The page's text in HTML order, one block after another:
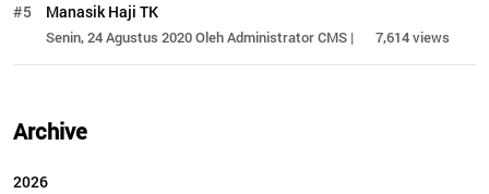
#5 Manasik Haji TK
Senin, 24 Agustus 2020 Oleh Administrator CMS | 7,614 views
Archive
2026